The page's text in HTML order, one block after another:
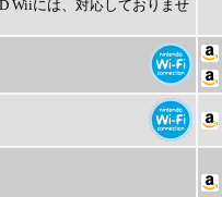
Wiiには、対応しておりませ